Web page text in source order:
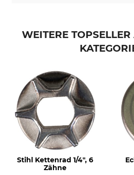
WEITERE
Stihl Kettenrad 1/4", 6
Zähne